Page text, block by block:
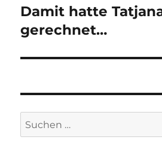
Nächster
Beitrag:
Damit hatte
gerechnet…
Suchen
nach: